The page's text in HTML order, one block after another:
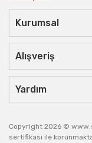
Kurumsal
Alışveriş
Yardım
Copyright 2026 ©
sertifikası ile